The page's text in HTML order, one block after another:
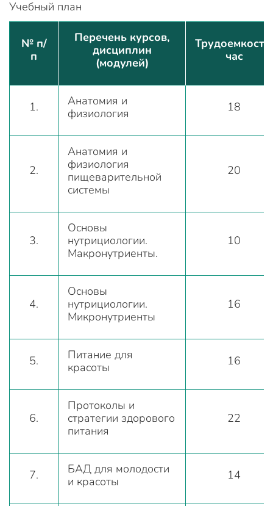
Учебный план
№ п/
п
Перечень курсов,
дисциплин
(модулей)
Трудоемкость,
час
1.
Анатомия и
физиология
18
2.
Анатомия и
физиология
пищеварительной
системы
20
3.
Основы
нутрициологии.
Макронутриенты.
10
4.
Основы
нутрициологии.
Микронутриенты
16
5.
Питание для
красоты
16
6.
Протоколы и
стратегии здорового
питания
22
7.
БАД для молодости
и красоты
14